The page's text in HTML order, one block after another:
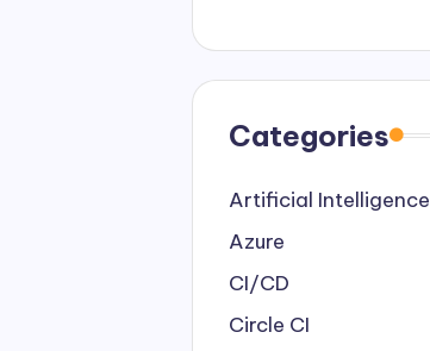
Categories
Artificial Intelligence
Azure
CI/CD
Circle CI